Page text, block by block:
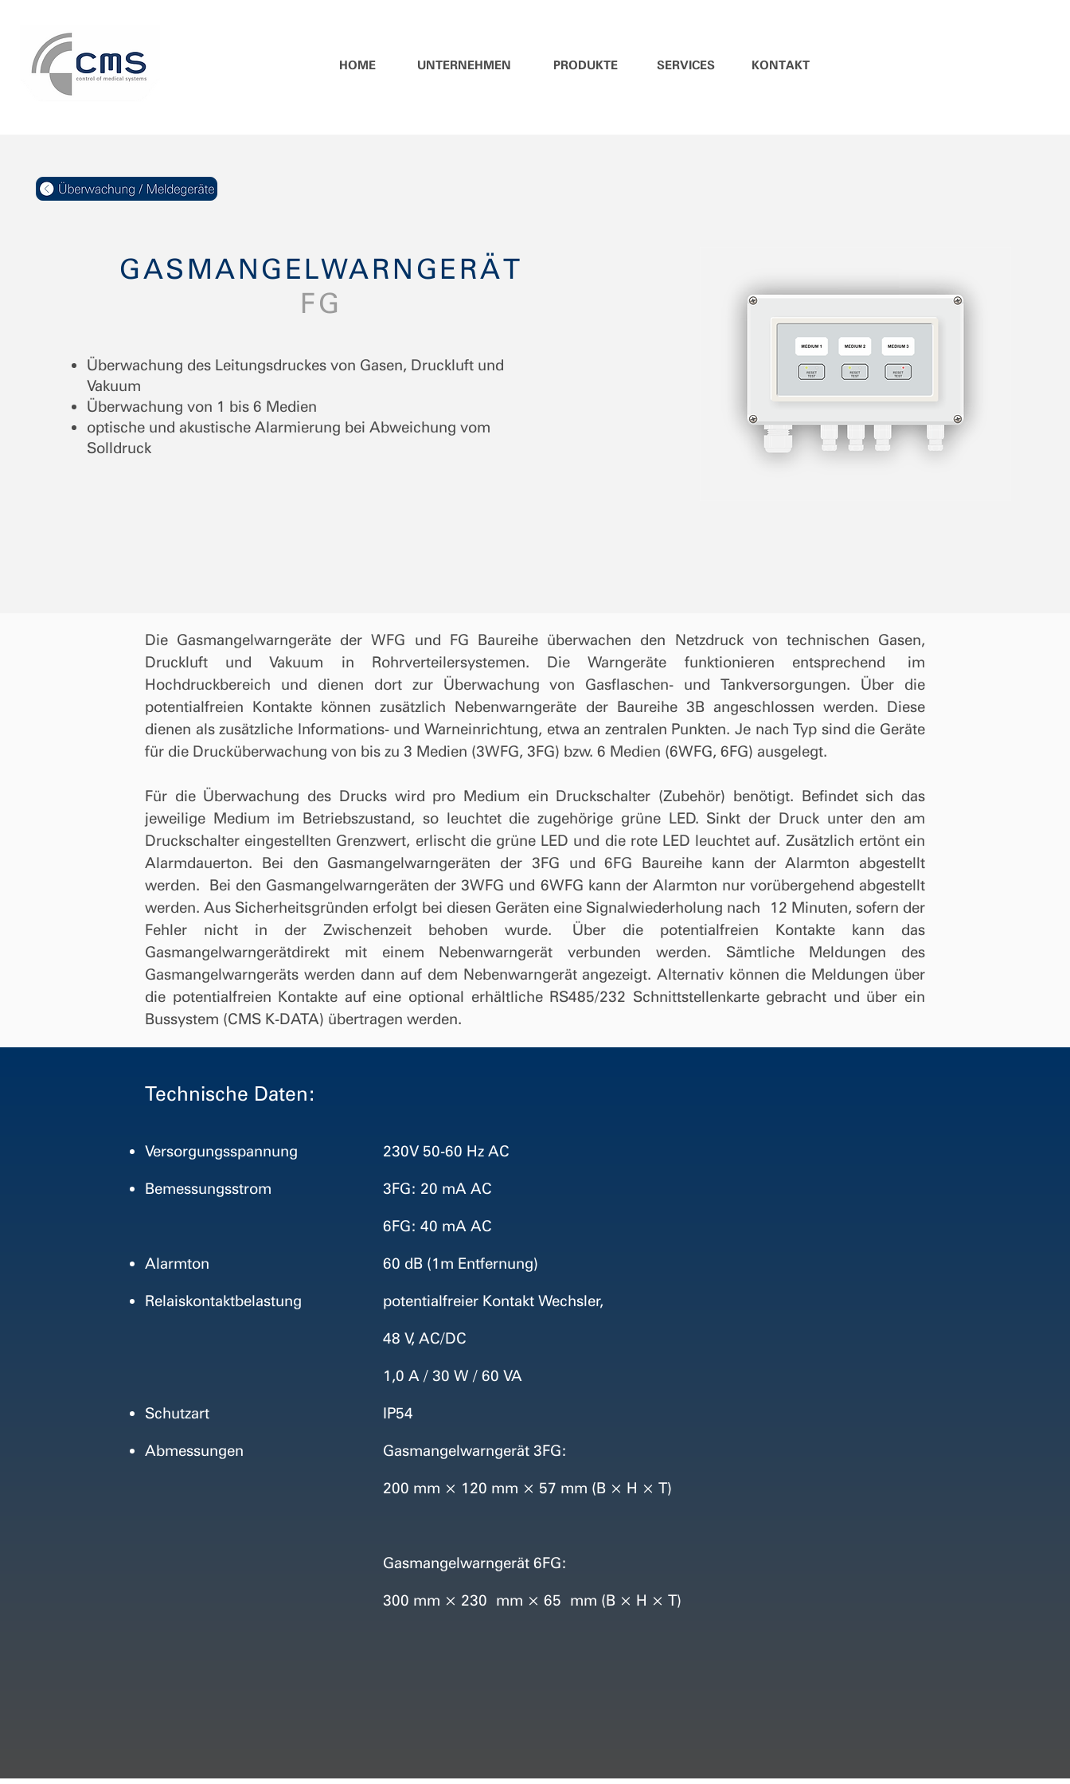
HOME UNTERNEHMEN PRODUKTE SERVICES KONTAKT
GASMANGELWARNGERÄT
FG
Überwachung des Leitungsdruckes von Gasen, Druckluft und
Vakuum
Überwachung von 1 bis 6 Medien
optische und akustische Alarmierung bei Abweichung vom
Solldruck
Die Gasmangelwarngeräte der WFG und FG Baureihe überwachen den Netzdruck von technischen Gasen,
Druckluft und Vakuum in Rohrverteilersystemen. Die Warngeräte funktionieren entsprechend im
Hochdruckbereich und dienen dort zur Überwachung von Gasflaschen- und Tankversorgungen. Über die
potentialfreien Kontakte können zusätzlich Nebenwarngeräte der Baureihe 3B angeschlossen werden. Diese
dienen als zusätzliche Informations- und Warneinrichtung, etwa an zentralen Punkten. Je nach Typ sind die Geräte
für die Drucküberwachung von bis zu 3 Medien (3WFG, 3FG) bzw. 6 Medien (6WFG, 6FG) ausgelegt.
Für die Überwachung des Drucks wird pro Medium ein Druckschalter (Zubehör) benötigt. Befindet sich das
jeweilige Medium im Betriebszustand, so leuchtet die zugehörige grüne LED. Sinkt der Druck unter den am
Druckschalter eingestellten Grenzwert, erlischt die grüne LED und die rote LED leuchtet auf. Zusätzlich ertönt ein
Alarmdauerton. Bei den Gasmangelwarngeräten der 3FG und 6FG Baureihe kann der Alarmton abgestellt
werden. Bei den Gasmangelwarngeräten der 3WFG und 6WFG kann der Alarmton nur vorübergehend abgestellt
werden. Aus Sicherheitsgründen erfolgt bei diesen Geräten eine Signalwiederholung nach
12 Minuten, sofern der
Fehler nicht in der Zwischenzeit behoben wurde. Über die potentialfreien Kontakte kann das
Gasmangelwarngerätdirekt mit einem Nebenwarngerät verbunden werden. Sämtliche Meldungen des
Gasmangelwarngeräts werden dann auf dem Nebenwarngerät angezeigt. Alternativ können die Meldungen über
die potentialfreien Kontakte auf eine optional erhältliche RS485/232 Schnittstellenkarte gebracht und über ein
Bussystem (CMS K-DATA) übertragen werden.
Technische Daten:
Versorgungsspannung
Bemessungsstrom
Alarmton
Relaiskontaktbelastung
Schutzart
Abmessungen
230V 50-60 Hz AC
3FG: 20 mA AC
6FG: 40 mA AC
60 dB (1m Entfernung)
potentialfreier Kontakt Wechsler,
48 V, AC/DC
1,0 A / 30 W / 60 VA
IP54
Gasmangelwarngerät 3FG:
200 mm × 120 mm × 57 mm (B × H × T)
Gasmangelwarngerät 6FG:
300 mm × 230 mm × 65 mm (B × H × T)